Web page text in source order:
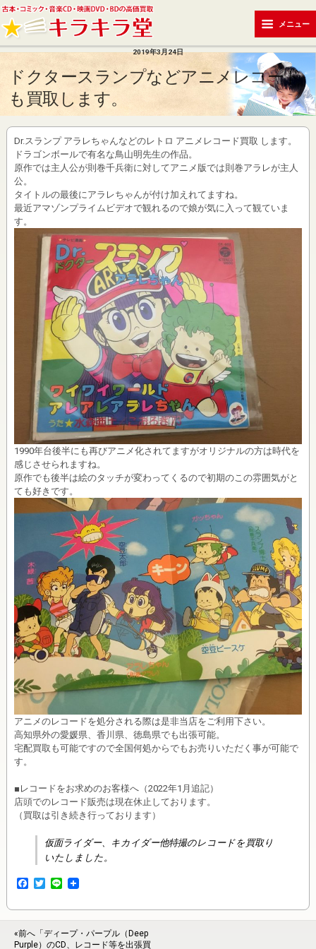
メニュー
2019年3月24日
ドクタースランプなどアニメレコード
も買取します。
Dr.スランプ アラレちゃんなどのレトロ アニメレコード買取 します。
ドラゴンボールで有名な鳥山明先生の作品。
原作では主人公が則巻千兵衛に対してアニメ版では則巻アラレが主人
公。
タイトルの最後にアラレちゃんが付け加えれてますね。
最近アマゾンプライムビデオで観れるので娘が気に入って観ていま
す。
1990年台後半にも再びアニメ化されてますがオリジナルの方は時代を
感じさせられますね。
原作でも後半は絵のタッチが変わってくるので初期のこの雰囲気がと
ても好きです。
アニメのレコードを処分される際は是非当店をご利用下さい。
高知県外の愛媛県、香川県、徳島県でも出張可能。
宅配買取も可能ですので全国何処からでもお売りいただく事が可能で
す。
■レコードをお求めのお客様へ（2022年1月追記）
店頭でのレコード販売は現在休止しております。
（買取は引き続き行っております）
仮面ライダー、キカイダー他特撮のレコードを買取り
いたしました。
F
o
T
t
e
L
«前へ「ディープ・パープル（Deep
Purple）のCD、レコード等を出張買